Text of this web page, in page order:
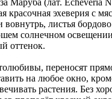
красочная эхеверия с
листья
солнечном
оттенок.
переносят
на любое окно,
растения. Без